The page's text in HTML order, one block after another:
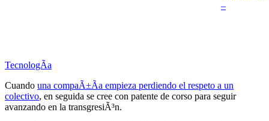
–
TecnologÃ­a
Cuando una compaÃ±Ã­a empieza perdiendo el respeto a un
colectivo, en seguida se cree con patente de corso para seguir
avanzando en la transgresiÃ³n.